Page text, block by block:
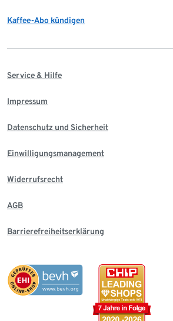
Kaffee-Abo kündigen
Service & Hilfe
Impressum
Datenschutz und Sicherheit
Einwilligungsmanagement
Widerrufsrecht
AGB
Barrierefreiheitserklärung